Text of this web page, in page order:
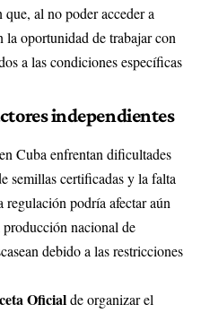
al no poder acceder a
la oportunidad de trabajar con
a las condiciones específicas
independientes
Cuba enfrentan dificultades
semillas certificadas y la falta
regulación podría afectar aún
producción nacional de
debido a las restricciones
Oficialde organizar el